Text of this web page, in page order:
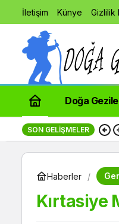
İletişim Künye Gizlilik
Doğa
SON GELIŞMELER
Haberler
Kırtasiye